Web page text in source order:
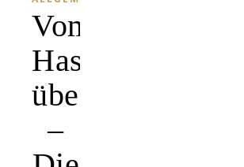
Vom
Hass
übermannt
–